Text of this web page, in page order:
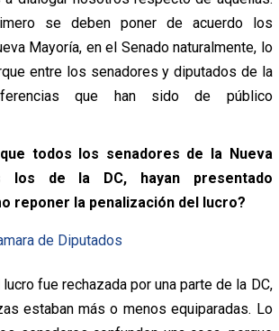
se deben poner de acuerdo los
Mayoría, en el Senado naturalmente, lo
entre los senadores y diputados de la
que han sido de público
todos los senadores de la Nueva
los de la DC, hayan presentado
reponer la penalización del lucro?
fue rechazada por una parte de la DC,
estaban más o menos equiparadas. Lo